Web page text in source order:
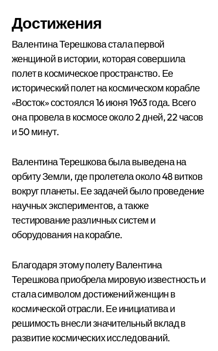
Достижения
Валентина Терешкова стала первой
женщиной в истории, которая совершила
полет в космическое пространство. Ее
исторический полет на космическом корабле
«Восток» состоялся 16 июня 1963 года. Всего
она провела в космосе около 2 дней, 22 часов
и 50 минут.
Валентина Терешкова была выведена на
орбиту Земли, где пролетела около 48 витков
вокруг планеты. Ее задачей было проведение
научных экспериментов, а также
тестирование различных систем и
оборудования на корабле.
Благодаря этому полету Валентина
Терешкова приобрела мировую известность и
стала символом достижений женщин в
космической отрасли. Ее инициатива и
решимость внесли значительный вклад в
развитие космических исследований.